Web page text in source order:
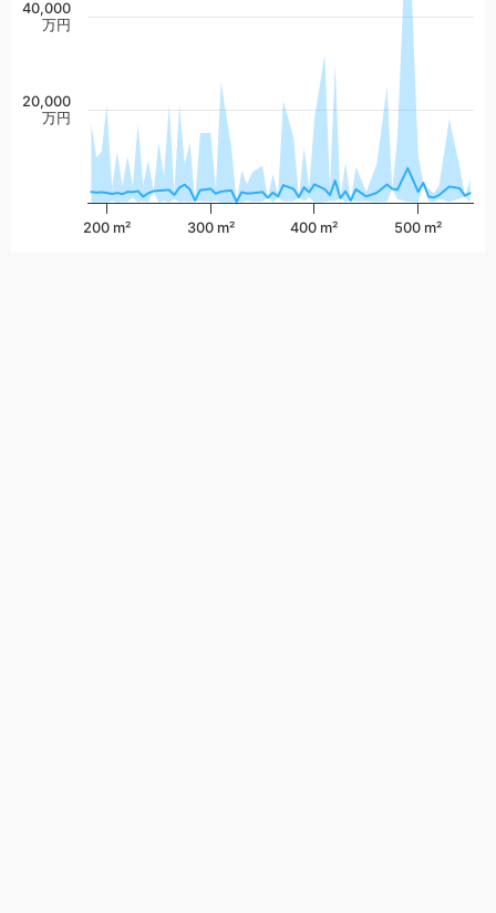
200 m² 300 m² 400 m² 500 m²
20,000
万円
40,000
万円